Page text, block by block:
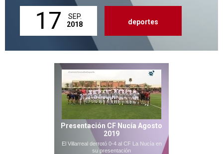
17
SEP.
2018
deportes
Presentación CF Nucía Agosto
2019
El Villarreal derrotó 0-4 al CF La Nucía en
su presentación